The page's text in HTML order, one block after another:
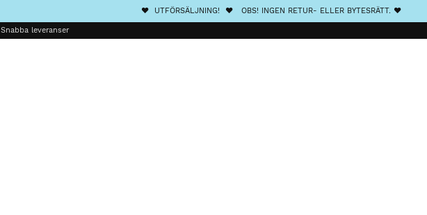
❤️ UTFÖRSÄLJNING! ❤️ OBS! INGEN RETUR- ELLER BYTESRÄTT. ❤️
Snabba leveranser